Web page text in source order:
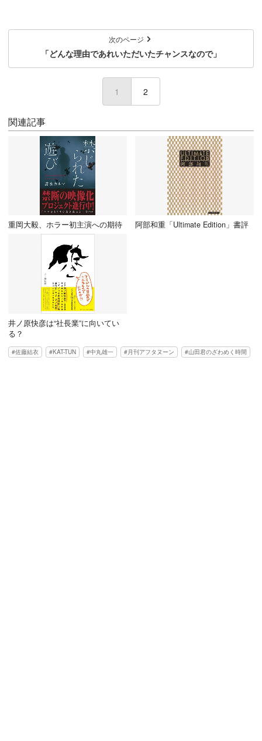
次のページ
「どんな理由であれいただいたチャンスなので」
1 (current)
2
関連記事
重岡大毅、ホラー初主演への期待 阿部和重「Ultimate Edition」書評
井ノ原快彦は“社長業”に向いてい
る？
佐藤結衣 KAT-TUN 中丸雄一 月刊アフタヌーン 山田君のざわめく時間